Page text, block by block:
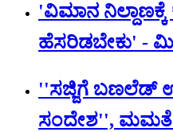
'ವಿಮಾನ
ಹೆಸರಿಡಬೇಕು' -
''ಸಜ್ಜಿಗೆ ಬಣಲೆಡ್
ಸಂದೇಶ'',